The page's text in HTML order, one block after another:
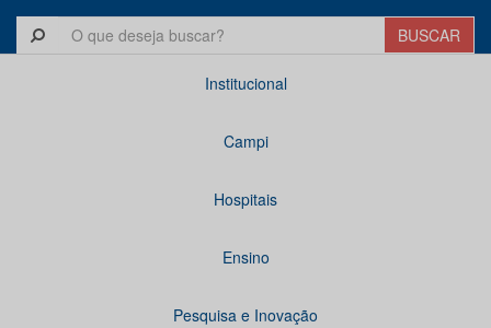
Institucional
Campi
Hospitais
Ensino
Pesquisa e Inovação